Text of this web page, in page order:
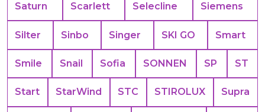
Saturn Scarlett Selecline Siemens
Silter Sinbo Singer SKI GO Smart
Smile Snail Sofia SONNEN SP ST
Start StarWind STC STIROLUX Supra